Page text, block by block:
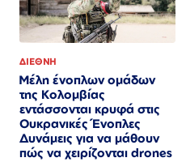
ΔΙΕΘΝΗ
Μέλη ένοπλων ομάδων
της Κολομβίας
εντάσσονται κρυφά στις
Ουκρανικές Ένοπλες
Δυνάμεις για να μάθουν
πώς να χειρίζονται drones